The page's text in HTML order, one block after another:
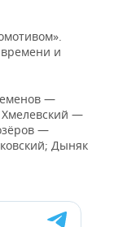
времени и
—
—
—
Дыняк